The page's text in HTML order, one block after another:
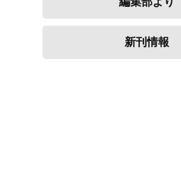
新刊情報